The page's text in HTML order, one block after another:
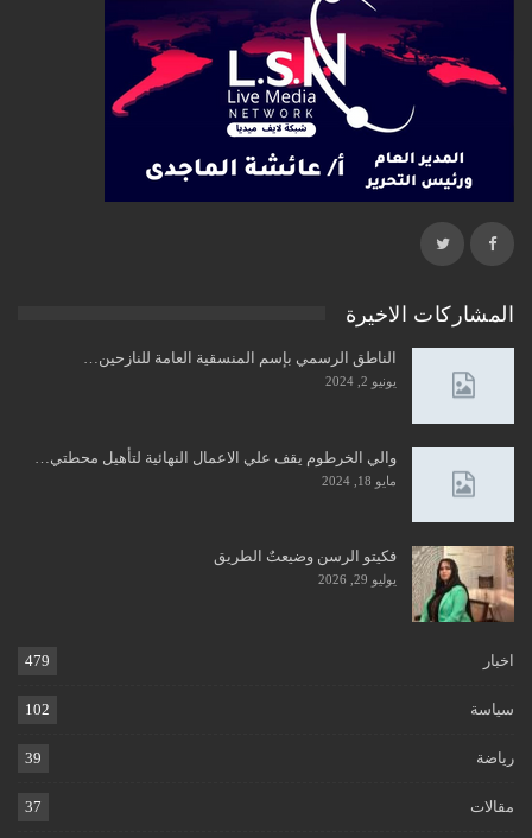
المشاركات الاخيرة
الناطق الرسمي بإسم المنسقية العامة للنازحين…
يونيو 2, 2024
والي الخرطوم يقف علي الاعمال النهائية لتأهيل محطتي…
مايو 18, 2024
فكيتو الرسن وضيعتٌ الطريق
يوليو 29, 2026
اخبار 479
سياسة 102
رياضة 39
مقالات 37